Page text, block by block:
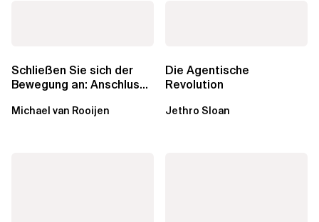
Schließen Sie sich der
Bewegung an: Anschluss
Michael van Rooijen
Die Agentische
Revolution
Jethro Sloan